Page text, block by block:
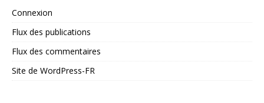
Connexion
Flux des publications
Flux des commentaires
Site de WordPress-FR